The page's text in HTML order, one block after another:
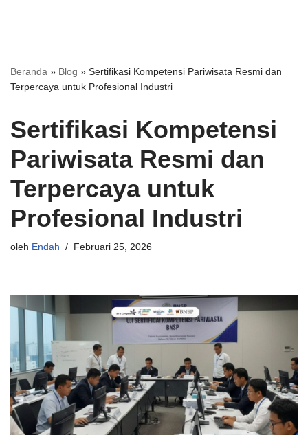
Beranda » Blog » Sertifikasi Kompetensi Pariwisata Resmi dan
Terpercaya untuk Profesional Industri
Sertifikasi Kompetensi
Pariwisata Resmi dan
Terpercaya untuk
Profesional Industri
oleh Endah Februari 25, 2026